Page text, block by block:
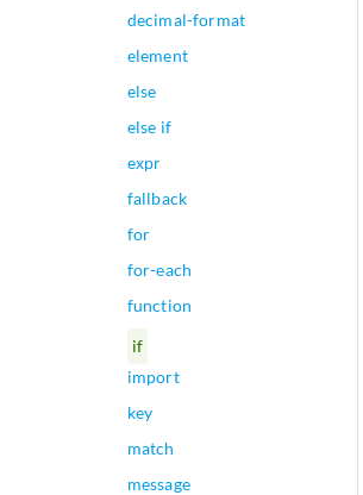
decimal-format
element
else
else if
expr
fallback
for
for-each
function
if
import
key
match
message